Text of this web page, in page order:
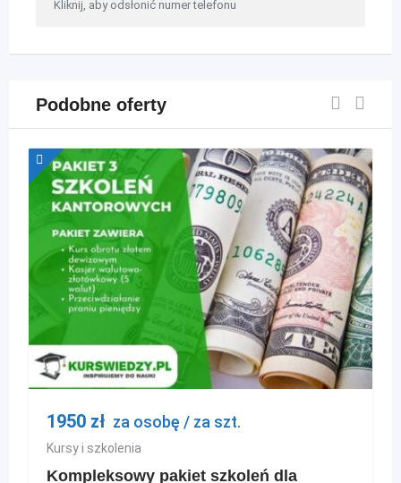
Kliknij, aby odsłonić numer telefonu
Podobne oferty
1950 zł za osobę / za szt.
Kursy i szkolenia
Kompleksowy pakiet szkoleń dla